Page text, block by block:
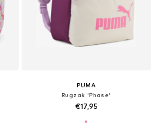
PUMA
Rugzak 'Phase'
€17,95